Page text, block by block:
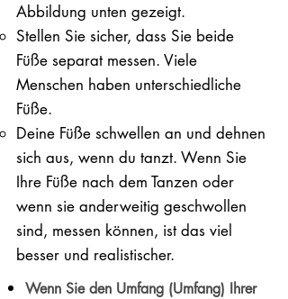
Abbildung unten gezeigt.
Stellen Sie sicher, dass Sie beide
Füße separat messen. Viele
Menschen haben unterschiedliche
Füße.
Deine Füße schwellen an und dehnen
sich aus, wenn du tanzt. Wenn Sie
Ihre Füße nach dem Tanzen oder
wenn sie anderweitig geschwollen
sind, messen können, ist das viel
besser und realistischer.
Wenn Sie den Umfang (Umfang) Ihrer